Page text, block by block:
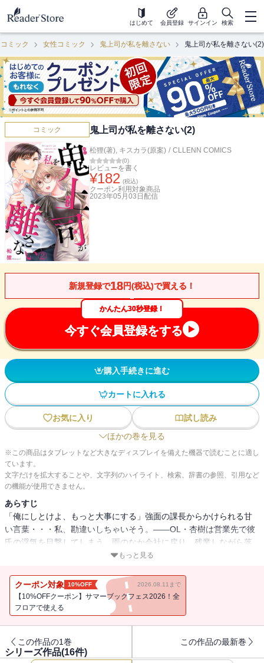
はじめて 会員登録 サインイン 検索
コミック 女性コミック 鬼上司が私を離さない 鬼上司が私を離さない(2)
コミック 鬼上司が私を離さない(2)
松狸(著), キスカラ(原案) / CLLENN COMICS
(0)
レビューを書く
¥182 (税込)
クーポン利用対象商品
2023年05月03日 配信
新規登録で18円(税込)で買える！
かんたん30秒登録！
今すぐ会員登録をする
購入手続きに進む
カートに入れる
お気に入り
試し読み
ほかの巻を見る
※この商品はタブレットなど大きなディスプレイを備えた機器で読むことに適し
ています。
文字だけを拡大することや、文字列のハイライト、検索、辞書の参照、引用など
の機能が使用できません。
あらすじ
「俺にしとけよ、もっと大事にする」強面の課長からかけられる甘
い言葉・・・私、勘違いしちゃいそう。――OL・杏樹は営業先で彼
氏の浮気を目撃してしまう。雨のなか会社に戻り、残業しながら落
ち込んでいると優しくジャケットをかぶせてくれる男性が・・・鬼
ときに頼れる課長。復縁を迫る彼氏から杏樹を守るために家にまで
匿ってくれて・・・職場では見たことがない課長の優しい一面に杏
樹は徐々に惹かれていく。一方、復縁を諦めきれない彼氏が再び接
もっと見る
クーポン対象 10%OFF 2026.08.11まで
【10%OFFクーポン】サマーブックフェス2026！全
フロアで使える
この作品の1巻 この作品の最新巻
シリーズ作品(16件)